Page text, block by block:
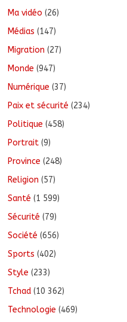
Ma vidéo (26)
Médias (147)
Migration (27)
Monde (947)
Numérique (37)
Paix et sécurité (234)
Politique (458)
Portrait (9)
Province (248)
Religion (57)
Santé (1 599)
Sécurité (79)
Société (656)
Sports (402)
Style (233)
Tchad (10 362)
Technologie (469)